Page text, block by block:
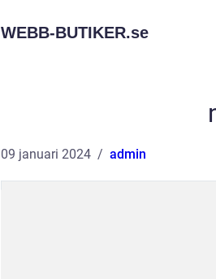
WEBB-BUTIKER.se
09 januari 2024 admin